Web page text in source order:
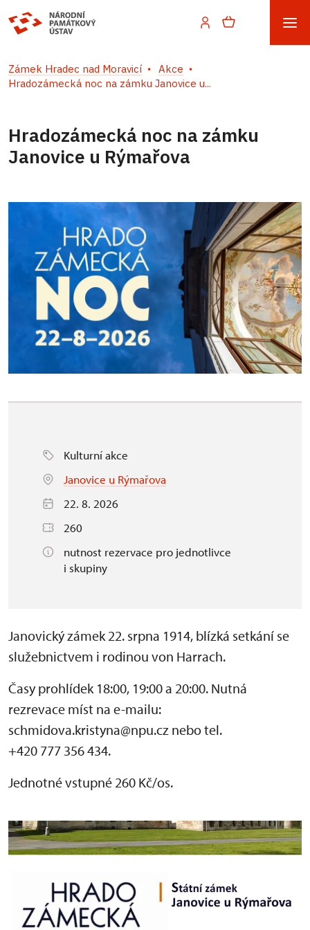
Zámek Hradec nad Moravicí
Akce
Hradozámecká noc na zámku Janovice u...
Hradozámecká noc na zámku
Janovice u Rýmařova
Kulturní akce
Janovice u Rýmařova
22. 8. 2026
260
nutnost rezervace pro jednotlivce
i skupiny
Janovický zámek 22. srpna 1914, blízká setkání se
služebnictvem i rodinou von Harrach.
Časy prohlídek 18:00, 19:00 a 20:00. Nutná
rezrevace míst na e-mailu:
schmidova.kristyna@npu.cz nebo tel.
+420 777 356 434.
Jednotné vstupné 260 Kč/os.